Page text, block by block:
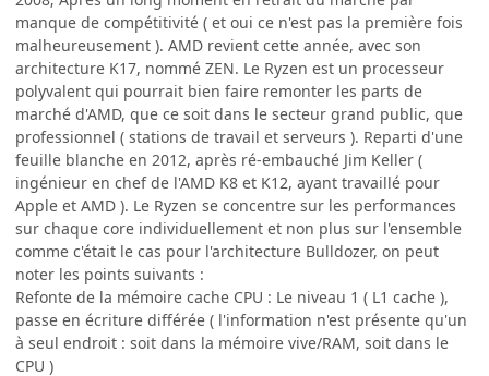
manque de compétitivité ( et oui ce n'est pas la première fois
malheureusement ). AMD revient cette année, avec son
architecture K17, nommé ZEN. Le Ryzen est un processeur
polyvalent qui pourrait bien faire remonter les parts de
marché d'AMD, que ce soit dans le secteur grand public, que
professionnel ( stations de travail et serveurs ). Reparti d'une
feuille blanche en 2012, après ré-embauché Jim Keller (
ingénieur en chef de l'AMD K8 et K12, ayant travaillé pour
Apple et AMD ). Le Ryzen se concentre sur les performances
sur chaque core individuellement et non plus sur l'ensemble
comme c'était le cas pour l'architecture Bulldozer, on peut
noter les points suivants :
Refonte de la mémoire cache CPU : Le niveau 1 ( L1 cache ),
passe en écriture différée ( l'information n'est présente qu'un
à seul endroit : soit dans la mémoire vive/RAM, soit dans le
CPU )